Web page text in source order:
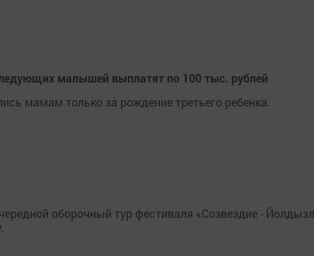
малышей выплатят по 100 тыс. рублей
мамам только за рождение третьего ребенка.
оборочный тур фестиваля «Созвездие -